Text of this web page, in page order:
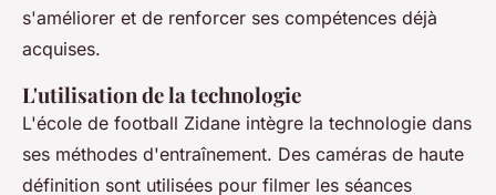
s'améliorer et de renforcer ses compétences déjà
acquises.
L'utilisation de la technologie
L'école de football Zidane intègre la technologie dans
ses méthodes d'entraînement. Des caméras de haute
définition sont utilisées pour filmer les séances